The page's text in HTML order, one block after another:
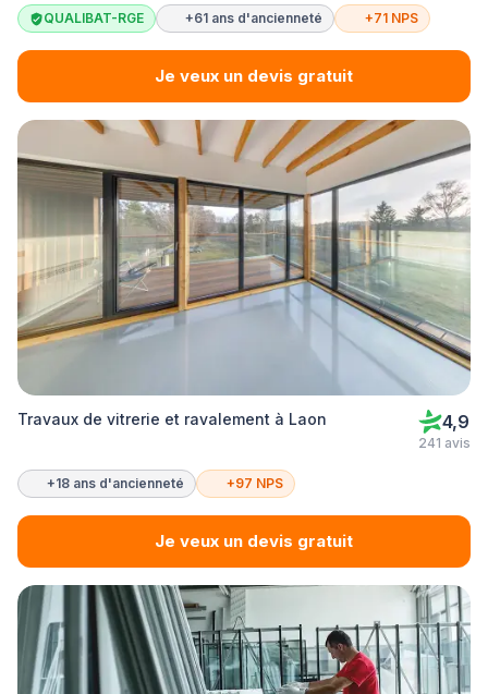
QUALIBAT-RGE +61 ans d'ancienneté +71 NPS
Je veux un devis gratuit
Travaux de vitrerie et ravalement à Laon 4,9
241 avis
+18 ans d'ancienneté +97 NPS
Je veux un devis gratuit